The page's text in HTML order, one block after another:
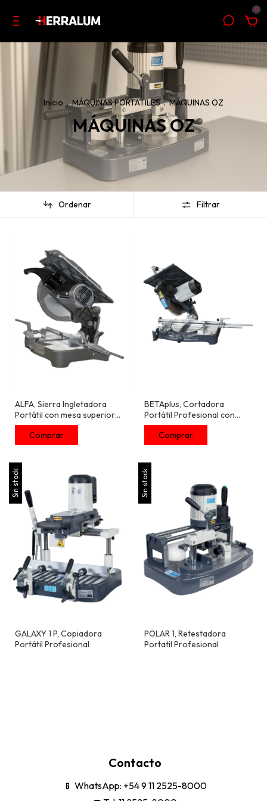
0
Inicio . MÁQUINAS PORTATILES . MÁQUINAS OZ
MÁQUINAS OZ
Ordenar Filtrar
ALFA, Sierra Ingletadora
Portátil con mesa superior
para corte
BETAplus, Cortadora
Portátil Profesional con
Cabezal Inclinable y Mesa de
Refilado
Sin stock
GALAXY 1 P, Copiadora
Portátil Profesional
Sin stock
POLAR 1, Retestadora
Portatil Profesional
Contacto
📱 WhatsApp: +54 9 11 2525-8000